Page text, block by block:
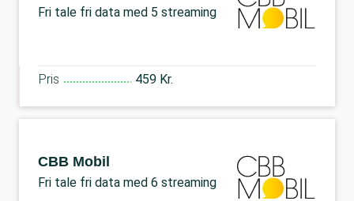
Fri tale fri data med 5 streaming
Pris 459 Kr.
CBB Mobil
Fri tale fri data med 6 streaming